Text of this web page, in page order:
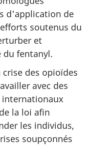
d'application de
soutenus du
et
du fentanyl.
crise des opioïdes
avec des
la loi afin
les individus,
soupçonnés